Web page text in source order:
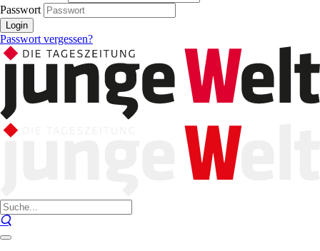
Passwort
Login
Passwort vergessen?